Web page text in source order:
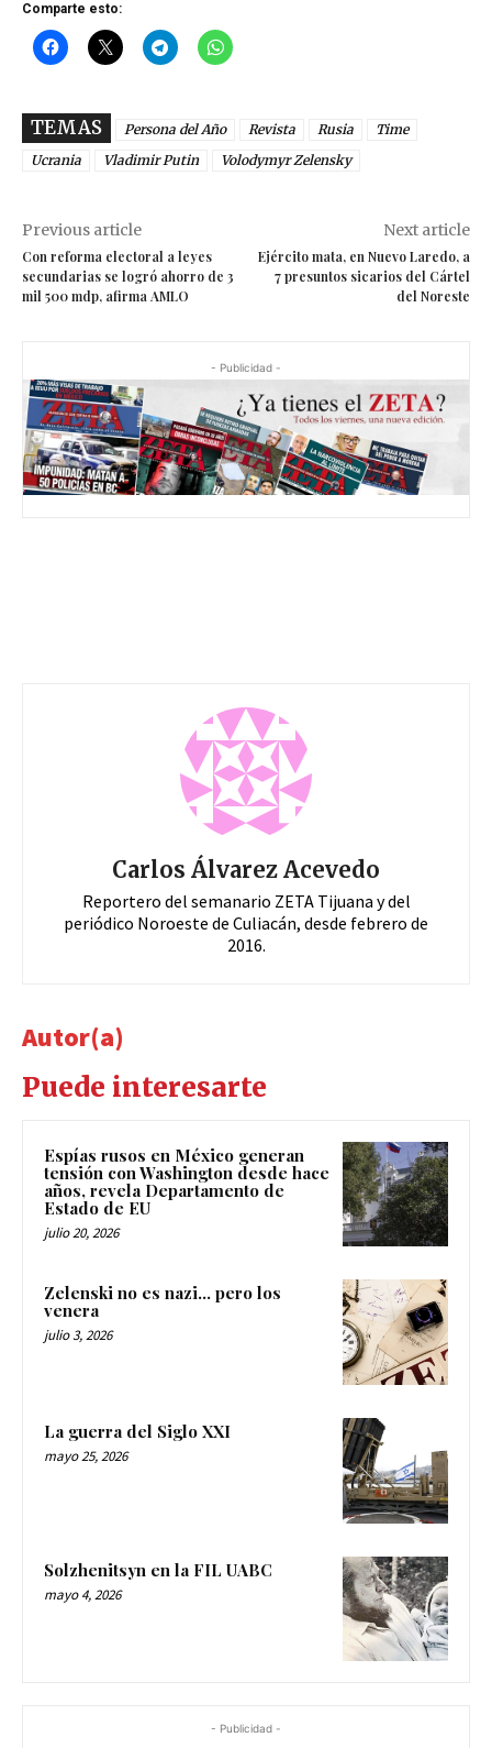
Comparte esto:
TEMAS Persona del Año Revista Rusia
Time
Ucrania
Vladimir Putin Volodymyr Zelensky
Previous article
Con reforma electoral a leyes
secundarias se logró ahorro de 3
mil 500 mdp, afirma AMLO
Next article
Ejército mata, en Nuevo Laredo, a
7 presuntos sicarios del Cártel
del Noreste
- Publicidad -
Carlos Álvarez Acevedo
Reportero del semanario ZETA Tijuana y del
periódico Noroeste de Culiacán, desde febrero de
2016.
Autor(a)
Puede interesarte
Espías rusos en México generan
tensión con Washington desde hace
años, revela Departamento de
Estado de EU
julio 20, 2026
Zelenski no es nazi… pero los
venera
julio 3, 2026
La guerra del Siglo XXI
mayo 25, 2026
Solzhenitsyn en la FIL UABC
mayo 4, 2026
- Publicidad -